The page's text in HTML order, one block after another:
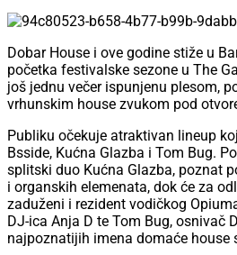
Dobar House i ove godine stiže u
početka festivalske sezone u The
još jednu večer ispunjenu plesom,
vrhunskim house zvukom pod
Publiku očekuje atraktivan lineup
Bsside, Kućna Glazba i Tom Bug.
splitski duo Kućna Glazba, poznat
i organskih elemenata, dok će za
zaduženi i rezident vodičkog
DJ-ica Anja D te Tom Bug, osnivač
najpoznatijih imena domaće house